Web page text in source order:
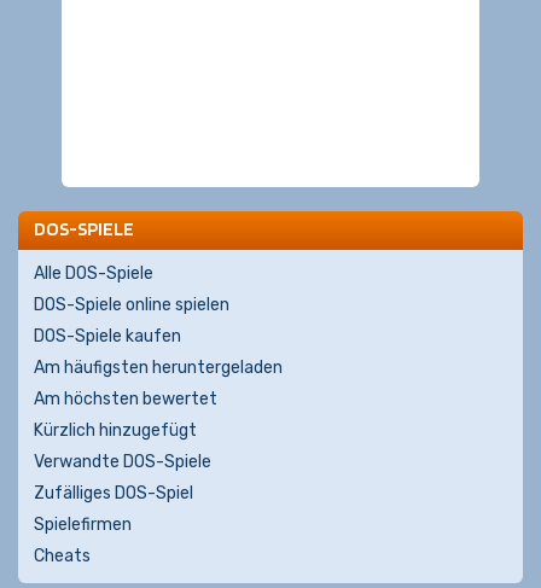
DOS-SPIELE
Alle DOS-Spiele
DOS-Spiele online spielen
DOS-Spiele kaufen
Am häufigsten heruntergeladen
Am höchsten bewertet
Kürzlich hinzugefügt
Verwandte DOS-Spiele
Zufälliges DOS-Spiel
Spielefirmen
Cheats